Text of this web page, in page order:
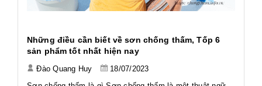
Những điều cần biết về sơn chống thấm, Tốp 6
sản phẩm tốt nhất hiện nay
Đào Quang Huy
18/07/2023